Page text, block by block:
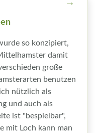
so konzipiert,
damit
große
benutzen
nützlich als
und auch als
ist "bespielbar",
mit Loch kann man